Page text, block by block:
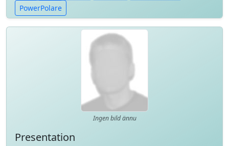
PowerPolare
Ingen bild ännu
Presentation